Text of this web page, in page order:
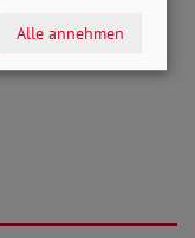
muss die
und Beruf
Alle annehmen